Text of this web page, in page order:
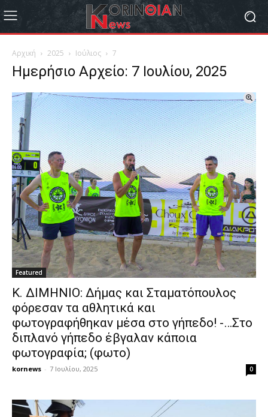
Αρχική 2025 Ιούλιος 7
Ημερήσιο Αρχείο: 7 Ιουλίου, 2025
Featured
Κ. ΔΙΜΗΝΙΟ: Δήμας και Σταματόπουλος
φόρεσαν τα αθλητικά και
φωτογραφήθηκαν μέσα στο γήπεδο! -…Στο
διπλανό γήπεδο έβγαλαν κάποια
φωτογραφία; (φωτο)
kornews - 7 Ιουλίου, 2025 0